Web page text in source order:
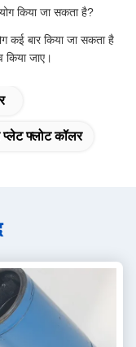
किया जा सकता है?
कई बार किया जा सकता है
जाए।
प्लेट फ्लोट कॉलर